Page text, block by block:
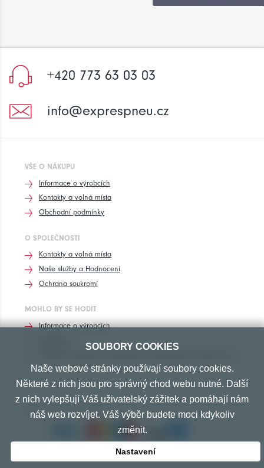
+420 773 63 03 03
info@exprespneu.cz
VŠE O NÁKUPU
Informace o výrobcích
Kontakty a volná místa
Obchodní podmínky
O SPOLEČNOSTI
Kontakty a volná místa
Naše služby a Hodnocení
Ochrana soukromí
MOHLO BY SE HODIT
Informace o výrobcích
PŘIJÍMÁME TYTO PLATBY
SOUBORY COOKIES
Naše webové stránky používají soubory cookies.
Některé z nich jsou pro správný chod webu nutné. Další
z nich vylepšují Váš uživatelský zážitek a pomáhají nám
náš web rozvíjet. Váš výběr budete moci kdykoliv
změnit.
Nastavení